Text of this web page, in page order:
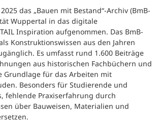
das „Bauen mit Bestand“-Archiv (BmB-
Wuppertal in das digitale
Inspiration aufgenommen. Das BmB-
Konstruktionswissen aus den Jahren
Es umfasst rund 1.600 Beiträge
aus historischen Fachbüchern und
Grundlage für das Arbeiten mit
Besonders für Studierende und
fehlende Praxiserfahrung durch
über Bauweisen, Materialien und